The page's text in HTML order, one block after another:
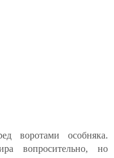
воротами особняка.
вопросительно, но